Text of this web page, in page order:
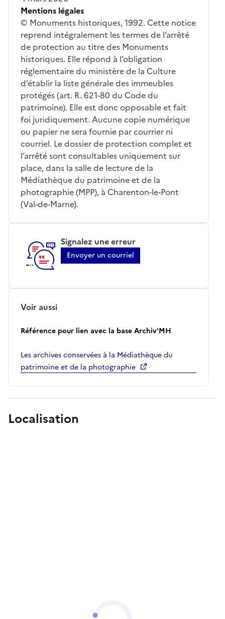
Mentions légales
© Monuments historiques, 1992. Cette notice
reprend intégralement les termes de l’arrêté
de protection au titre des Monuments
historiques. Elle répond à l’obligation
réglementaire du ministère de la Culture
d’établir la liste générale des immeubles
protégés (art. R. 621-80 du Code du
patrimoine). Elle est donc opposable et fait
foi juridiquement. Aucune copie numérique
ou papier ne sera fournie par courrier ni
courriel. Le dossier de protection complet et
l’arrêté sont consultables uniquement sur
place, dans la salle de lecture de la
Médiathèque du patrimoine et de la
photographie (MPP), à Charenton-le-Pont
(Val-de-Marne).
Signalez une erreur
Envoyer un courriel
Voir aussi
Référence pour lien avec la base Archiv'MH
Les archives conservées à la Médiathèque du
patrimoine et de la photographie
Localisation